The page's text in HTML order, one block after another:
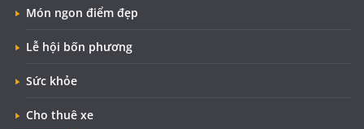
Món ngon điểm đẹp
Lễ hội bốn phương
Sức khỏe
Cho thuê xe